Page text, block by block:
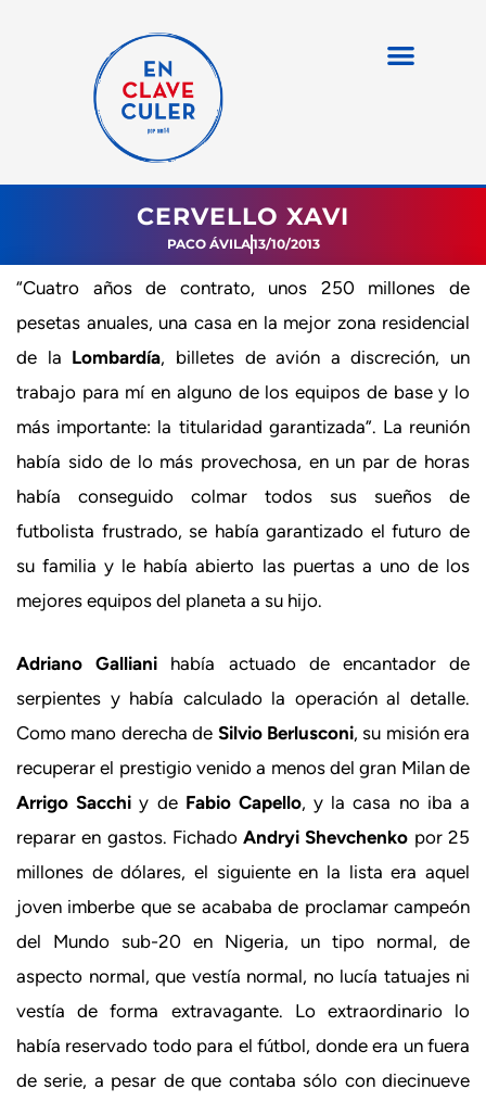
CERVELLO XAVI
PACO ÁVILA13/10/2013
“Cuatro años de contrato, unos 250 millones de
pesetas anuales, una casa en la mejor zona residencial
de la Lombardía, billetes de avión a discreción, un
trabajo para mí en alguno de los equipos de base y lo
más importante: la titularidad garantizada”. La reunión
había sido de lo más provechosa, en un par de horas
había conseguido colmar todos sus sueños de
futbolista frustrado, se había garantizado el futuro de
su familia y le había abierto las puertas a uno de los
mejores equipos del planeta a su hijo.
Adriano Galliani había actuado de encantador de
serpientes y había calculado la operación al detalle.
Como mano derecha de Silvio Berlusconi, su misión era
recuperar el prestigio venido a menos del gran Milan de
Arrigo Sacchi y de Fabio Capello, y la casa no iba a
reparar en gastos. FichadoAndryi Shevchenko por 25
millones de dólares, el siguiente en la lista era aquel
joven imberbe que se acababa de proclamar campeón
del Mundo sub-20 en Nigeria, un tipo normal, de
aspecto normal, que vestía normal, no lucía tatuajes ni
vestía de forma extravagante. Lo extraordinario lo
había reservado todo para el fútbol, donde era un fuera
de serie, a pesar de que contaba sólo con diecinueve